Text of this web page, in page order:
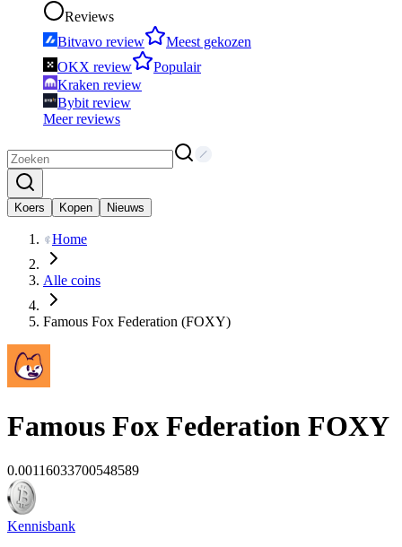
Reviews
Bitvavo review
Meest gekozen
OKX review
Populair
Kraken review
Bybit review
Meer reviews
Koers Kopen Nieuws
Home
Alle coins
Famous Fox Federation (FOXY)
Famous Fox Federation FOXY
0.00116033700548589
Kennisbank